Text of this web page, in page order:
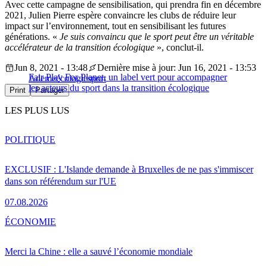
Avec cette campagne de sensibilisation, qui prendra fin en décembre
2021, Julien Pierre espère convaincre les clubs de réduire leur
impact sur l’environnement, tout en sensibilisant les futures
générations. « Je suis convaincu que le sport peut être un véritable
accélérateur de la transition écologique », conclut-il.
Fair Play For Planet, un label vert pour accompagner
les acteurs du sport dans la transition écologique
Jun 8, 2021 - 13:48
Dernière mise à jour: Jun 16, 2021 - 13:53
Ademeécologiesport
Print Partager
LES PLUS LUS
EXCLUSIF : L'Islande demande à Bruxelles de ne pas s'immiscer
dans son référendum sur l'UE
07.08.2026
POLITIQUE
Merci la Chine : elle a sauvé l’économie mondiale
ÉCONOMIE